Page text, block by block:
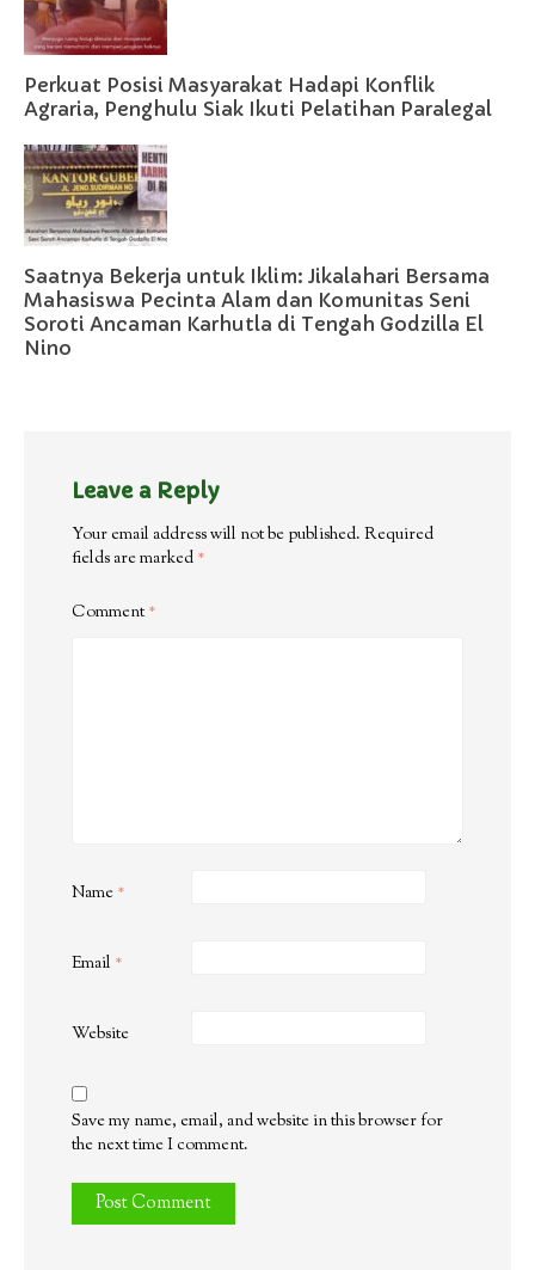
Perkuat Posisi Masyarakat Hadapi Konflik
Agraria, Penghulu Siak Ikuti Pelatihan Paralegal
Saatnya Bekerja untuk Iklim: Jikalahari Bersama
Mahasiswa Pecinta Alam dan Komunitas Seni
Soroti Ancaman Karhutla di Tengah Godzilla El
Nino
Leave a Reply
Your email address will not be published. Required
fields are marked *
Comment*
Name *
Email *
Website
Save my name, email, and website in this browser for
the next time I comment.